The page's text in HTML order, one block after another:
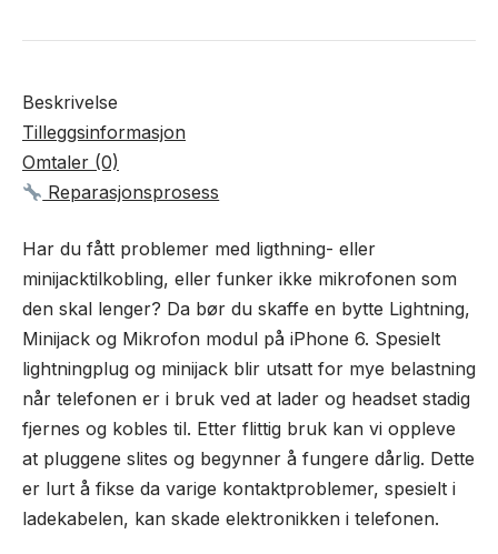
Beskrivelse
Tilleggsinformasjon
Omtaler (0)
Reparasjonsprosess
Har du fått problemer med ligthning- eller
minijacktilkobling, eller funker ikke mikrofonen som
den skal lenger? Da bør du skaffe en bytte Lightning,
Minijack og Mikrofon modul på iPhone 6. Spesielt
lightningplug og minijack blir utsatt for mye belastning
når telefonen er i bruk ved at lader og headset stadig
fjernes og kobles til. Etter flittig bruk kan vi oppleve
at pluggene slites og begynner å fungere dårlig. Dette
er lurt å fikse da varige kontaktproblemer, spesielt i
ladekabelen, kan skade elektronikken i telefonen.